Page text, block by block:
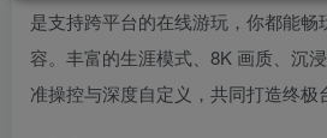
是支持跨平台的在线游玩，你都能畅
容。丰富的生涯模式、8K 画质、沉
准操控与深度自定义，共同打造终极